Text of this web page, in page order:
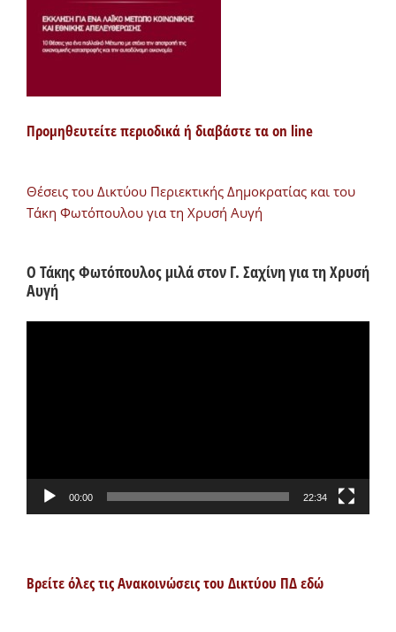
Προμηθευτείτε περιοδικά ή διαβάστε τα on line
Θέσεις του Δικτύου Περιεκτικής Δημοκρατίας και του
Τάκη Φωτόπουλου για τη Χρυσή Αυγή
Ο Τάκης Φωτόπουλος μιλά στον Γ. Σαχίνη για τη Χρυσή
Αυγή
00:00 22:34
Βρείτε όλες τις Ανακοινώσεις του Δικτύου ΠΔ εδώ